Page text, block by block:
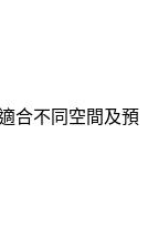
合不同空間及預